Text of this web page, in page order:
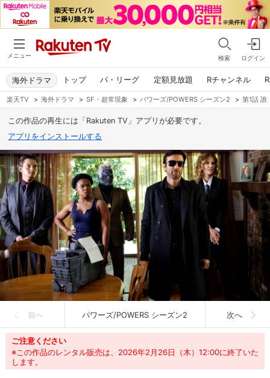
メニュー 検索 ログイン
トップ パ・リーグ 定額見放題 Rチャンネル
海外ドラマ
楽天TV > 海外ドラマ > SF・超常現象 > パワーズ/POWERS シーズン2 > 第1話 誰
この作品の再生には「Rakuten TV」アプリが必要です。
アプリをインストールする
前へ パワーズ/POWERS シーズン2 次へ
ご注意ください
※この作品のレンタル販売は、2026年2月26日（木）12:00に終了いた
します。